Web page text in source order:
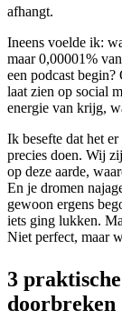
afhangt.
Ineens voelde ik:
maar 0,00001%
een podcast
laat zien op social
energie van krijg,
Ik besefte dat het
precies doen. Wij
op deze aarde,
En je dromen
gewoon ergens
iets ging lukken.
Niet perfect, maar
3
doorbreken